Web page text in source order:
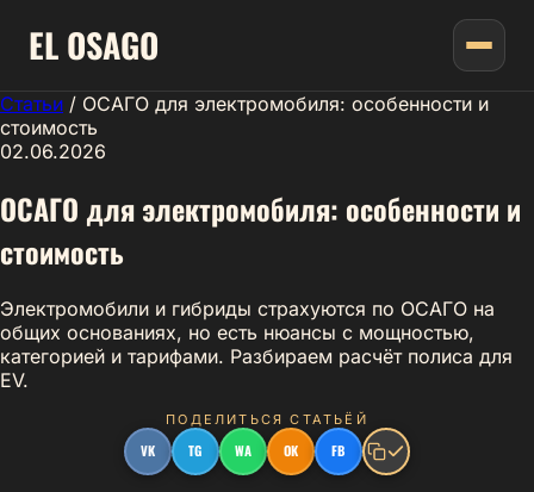
ELOSAGO
Статьи / ОСАГО для электромобиля: особенности и
стоимость
02.06.2026
ОСАГО для электромобиля: особенности и
стоимость
Электромобили и гибриды страхуются по ОСАГО на
общих основаниях, но есть нюансы с мощностью,
категорией и тарифами. Разбираем расчёт полиса для
EV.
ПОДЕЛИТЬСЯ СТАТЬЁЙ
VK TG WA OK FB